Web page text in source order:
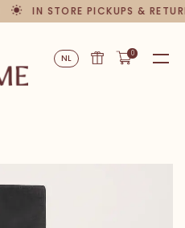
IN STORE PICKUPS &
NL 0